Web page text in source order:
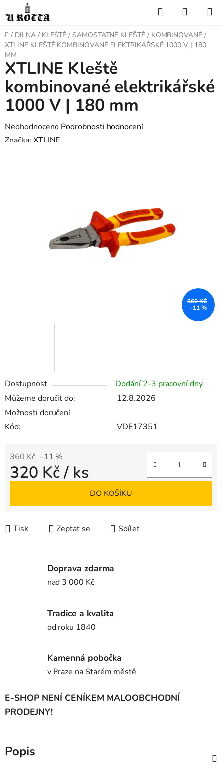
na
obsah
Hledat
KOŠÍK
DOMŮ
/ DÍLNA / KLEŠTĚ / SAMOSTATNÉ KLEŠTĚ / KOMBINOVANÉ /
XTLINE KLEŠTĚ KOMBINOVANÉ ELEKTRIKÁŘSKÉ 1000 V | 180
MM
Dostupnost
Dodání 2-3 pracovní dny
Můžeme doručit do:
12.8.2026
Možnosti doručení
Kód:
VDE17351
360 Kč –11 %
320 Kč/ ks
DO KOŠÍKU
Tisk Zeptat se Sdílet
XTLINE Kleště
kombinované elektrikářské
1000 V | 180 mm
Průměrné
hodnocení
Neohodnoceno Podrobnosti hodnocení
Značka: XTLINE
360 KČ
–11 %
Doprava zdarma
nad 3 000 Kč
Tradice a kvalita
od roku 1840
Kamenná pobočka
v Praze na Starém městě
E-SHOP NENÍ CENÍKEM MALOOBCHODNÍ
PRODEJNY!
Popis